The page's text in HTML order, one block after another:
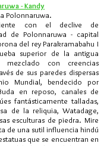
- Kandy
Polonnaruwa.
con el declive de
de Polonnaruwa - capital
del rey Parakramabahu I
superior de la antigua
con creencias
de sus paredes dispersas
Mundial, bendecido por
en reposo, canales de
fantásticamente talladas,
de la reliquia, Watadage,
esculturas de piedra. Mire
de una sutil influencia hindú
que se encuentran en